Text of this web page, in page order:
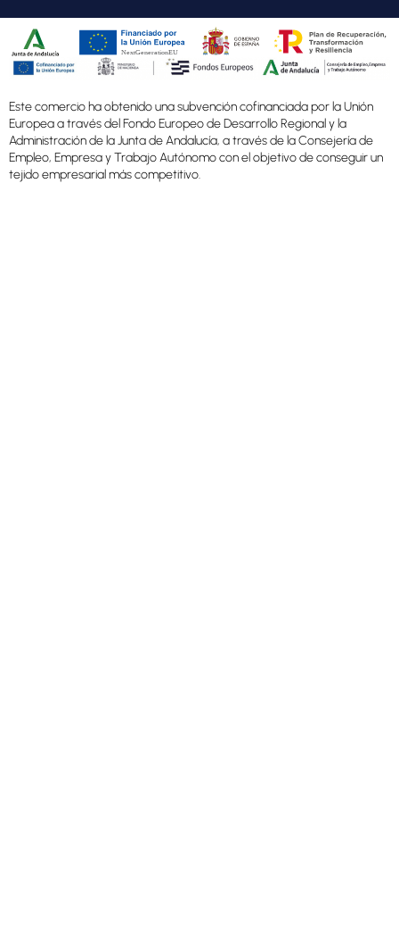
Este comercio ha obtenido una subvención cofinanciada por la Unión
Europea a través del Fondo Europeo de Desarrollo Regional y la
Administración de la Junta de Andalucía, a través de la Consejería de
Empleo, Empresa y Trabajo Autónomo con el objetivo de conseguir un
tejido empresarial más competitivo.